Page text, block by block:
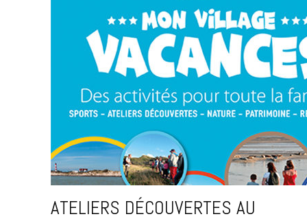
ATELIERS DÉCOUVERTES AU